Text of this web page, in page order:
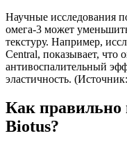
Научные исследования
омега-3 может
текстуру. Например,
Central, показывает, что
антивоспалительный
эластичность. (Источник:
Как правильно
Biotus?